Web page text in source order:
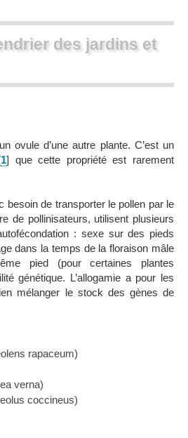
des jardins et
ovule d’une autre plante. C’est un
1] que cette propriété est rarement
besoin de transporter le pollen par le
de pollinisateurs, utilisent plusieurs
: sexe sur des pieds
dans la temps de la floraison mâle
pied (pour certaines plantes
génétique. L’allogamie a pour les
mélanger le stock des gènes de
rapaceum)
verna)
coccineus)